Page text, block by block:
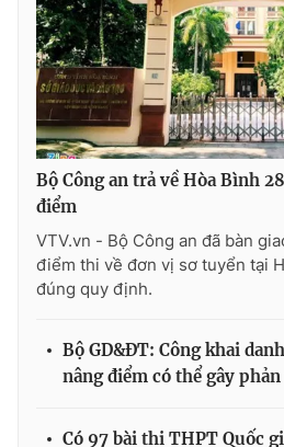
THỜI BÁO VTV
Theo dõi báo trên
Cơ quan chủ quản: Đài Truyền hình
Cơ quan báo chí:
cấp ngày 29/12/2023
Tổng Biên tập:Vũ Thanh Thủy
Nguyễn Trọng Ninh
Bộ Công an trả về Hòa Bình
điểm
VTV.vn - Bộ Công an đã bàn
điểm thi về đơn vị sơ tuyển tại
đúng quy định.
Bộ GD&ĐT: Công khai
nâng điểm có thể gây
Có 97 bài thi THPT Quốc